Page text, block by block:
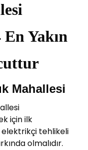
En Yakın
Mahallesi
için ilk
tehlikeli
olmalıdır.